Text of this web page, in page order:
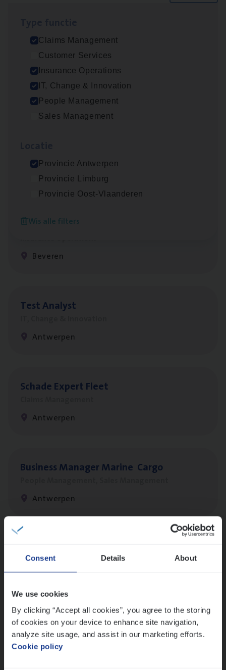
Consent Details About
We use cookies
By clicking “Accept all cookies”, you agree to the storing
of cookies on your device to enhance site navigation,
analyze site usage, and assist in our marketing efforts.
Cookie policy
Claims Management
Customer Services
Insurance Operations
IT, Change & Innovation
People Management
Sales Management
Provincie Antwerpen
Provincie Limburg
Provincie Oost-Vlaanderen
Wis alle filters
Dos­sier­be­heer­der ver­ze­ke­rin­gen — Soci­al
Pro­fit en Public
Insurance Operations
Antwerpen
Antwerpen
Benefits
Beveren
Test Ana­lyst
Antwerpen
Scha­de Expert Fleet
Antwerpen
Busi­ness Mana­ger Mari­ne Cargo
Antwerpen
Insurance Operations
Dos­sier­be­heer­der Pro­per­ty verzekeringen
Insurance Operations